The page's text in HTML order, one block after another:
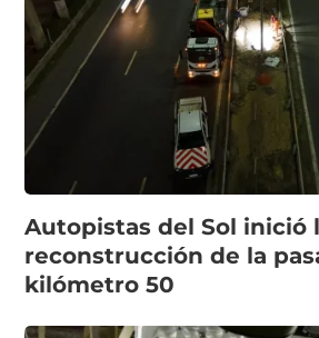
Autopistas del Sol inició
reconstrucción de la
kilómetro 50